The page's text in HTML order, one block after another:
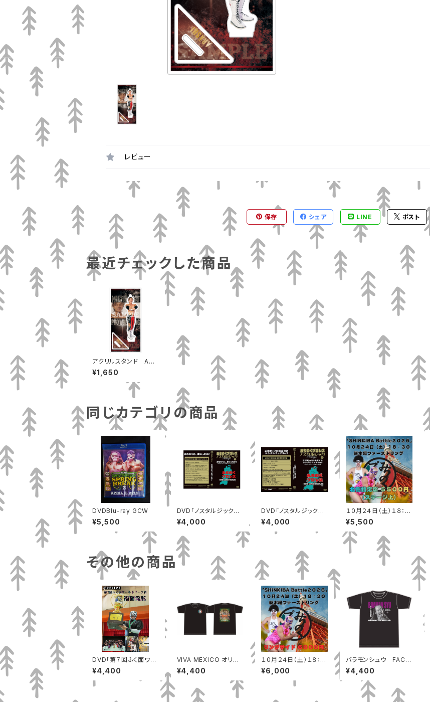
レビュー
保存 シェア LINE ポスト
最近チェックした商品
アクリルスタンド ARA
SHI
¥1,650
同じカテゴリの商品
DVDBlu-ray GCW
¥5,500
DVD「ノスタルジック１
５～みちのくに、まいっ
たか」MP-172
¥4,000
DVD「ノスタルジック2
1」正規軍vsFEC全面対
決 シングルマッチ5vs5
¥4,000
１０月２４日（土）１８：３
０ 新木場ファーストリ
ング 北側指定席（ステ
ージ上）
¥5,500
その他の商品
DVD「第７回ふく面ワー
ルドリーグ戦」
¥4,400
VIVA MEXICO オリジ
ナルTシャツ
¥4,400
１０月２４日（土）１８：３
０ 新木場ファーストリ
ング リングサイド
¥6,000
バラモンシュウ FACE
Tシャツ
¥4,400